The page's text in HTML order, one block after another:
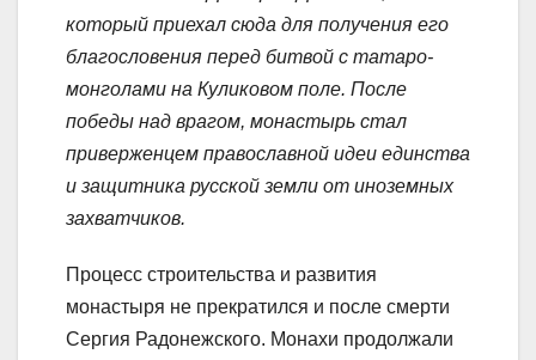
который приехал сюда для получения его
благословения перед битвой с татаро-
монголами на Куликовом поле. После
победы над врагом, монастырь стал
приверженцем православной идеи единства
и защитника русской земли от иноземных
захватчиков.
Процесс строительства и развития
монастыря не прекратился и после смерти
Сергия Радонежского. Монахи продолжали